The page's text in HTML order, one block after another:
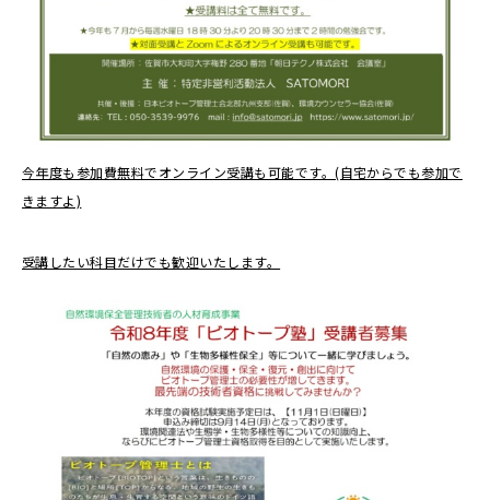
今年度も参加費無料でオンライン受講も可能です。(自宅からでも参加で
きますよ)
受講したい科目だけでも歓迎いたします。